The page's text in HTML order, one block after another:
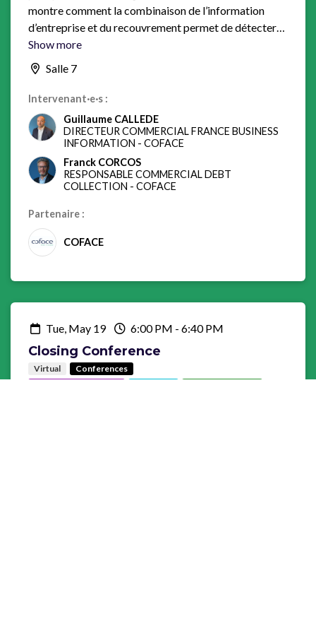
montre comment la combinaison de l’information
d’entreprise et du recouvrement permet de détecter
les signaux faibles plus tôt, d’aligner les décisions et
d’agir avant que le risque ne se transforme en impayé.
Show more
Salle 7
Intervenant·e·s :
Guillaume CALLEDE
DIRECTEUR COMMERCIAL FRANCE BUSINESS
INFORMATION - COFACE
Franck CORCOS
RESPONSABLE COMMERCIAL DEBT
COLLECTION - COFACE
Partenaire :
COFACE
Tue, May 19 6:00 PM - 6:40 PM
Closing Conference
Virtual
Conferences